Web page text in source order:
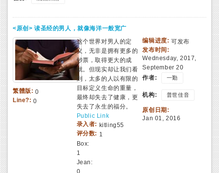
<原创> 读圣经的男人，就像海洋一般宽广
繁體版: 0
Line?:0
这个世界对男人的定
义，无非是拥有更多的
钞票，取得更大的成
就。但现实却让我们看
到，太多的人以有限的
目标定义生命的重量，
最终却失去了健康，更
失去了永生的福分。
Public Link
录入者: kitling55
评分数: 1
Box:
1
Jean:
0
编辑进度: 可发布
发布时间:
Wednesday, 2017,
September 20
作者:
一勤
机构: 普世佳音
原创日期:
Jan 01, 2016